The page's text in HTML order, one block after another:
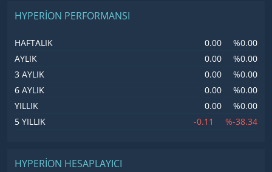
HYPERION PERFORMANSI
HAFTALIK 0.00
%0.00
AYLIK
0.00
%0.00
3 AYLIK
0.00
%0.00
6 AYLIK
0.00
%0.00
YILLIK
0.00
%0.00
5 YILLIK
-0.11 %-38.34
HYPERION HESAPLAYICI